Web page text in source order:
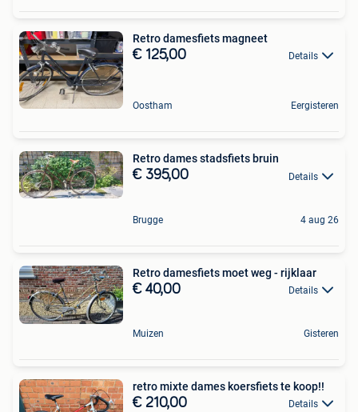
Retro damesfiets magneet
€ 125,00 Details
Oostham Eergisteren
Retro dames stadsfiets bruin
€ 395,00 Details
Brugge 4 aug 26
Retro damesfiets moet weg - rijklaar
€ 40,00 Details
Muizen Gisteren
retro mixte dames koersfiets te koop!!
€ 210,00 Details